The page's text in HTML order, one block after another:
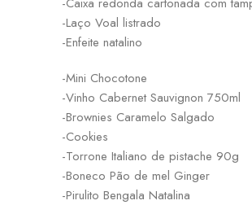
-Laço Voal listrado
-Enfeite natalino
-Mini Chocotone
-Vinho Cabernet Sauvignon 750ml
-Brownies Caramelo Salgado
-Cookies
-Torrone Italiano de pistache 90g
-Boneco Pão de mel Ginger
-Pirulito Bengala Natalina